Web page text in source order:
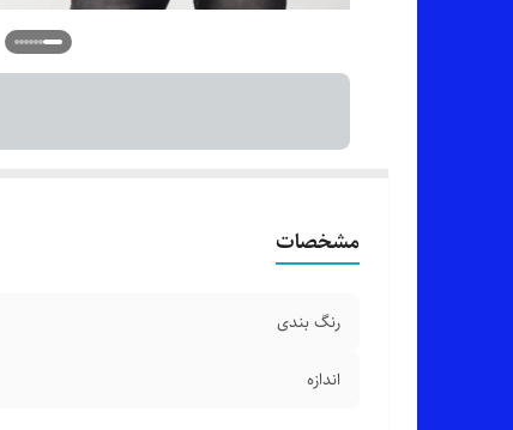
مشخصات
رنگ بندی
اندازه